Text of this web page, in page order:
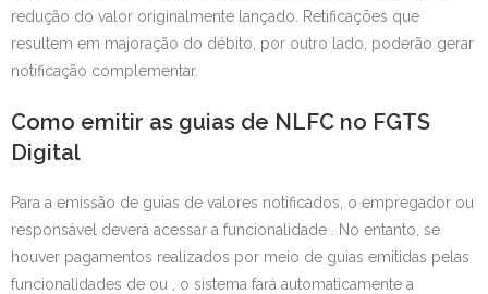
redução do valor originalmente lançado. Retificações que
resultem em majoração do débito, por outro lado, poderão gerar
notificação complementar.
Como emitir as guias de NLFC no FGTS
Digital
Para a emissão de guias de valores notificados, o empregador ou
responsável deverá acessar a funcionalidade . No entanto, se
houver pagamentos realizados por meio de guias emitidas pelas
funcionalidades de ou , o sistema fará automaticamente a